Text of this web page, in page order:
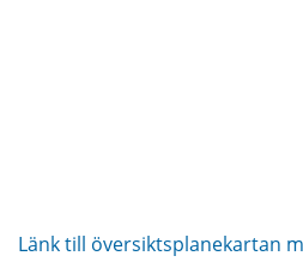
Länk till översiktsplanekartan